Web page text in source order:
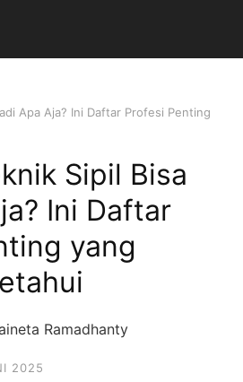
Apa Aja? Ini Daftar Profesi Penting
Sipil Bisa
Ini Daftar
yang
Ramadhanty
2025